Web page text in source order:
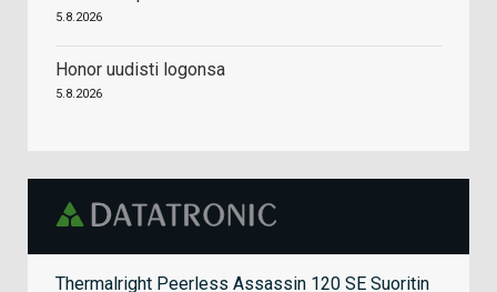
5.8.2026
Honor uudisti logonsa
5.8.2026
Thermalright Peerless Assassin 120 SE Suoritin